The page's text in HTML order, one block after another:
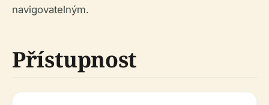
navigovatelným.
Přístupnost